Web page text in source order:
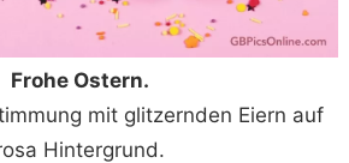
Frohe Ostern.
mit glitzernden Eiern auf
Hintergrund.